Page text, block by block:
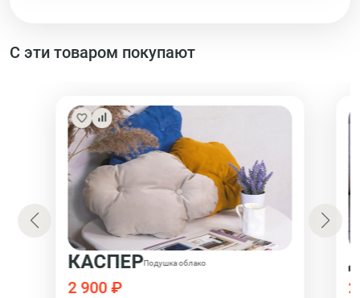
С эти товаром покупают
КАСПЕРПодушка облако
2 900 ₽